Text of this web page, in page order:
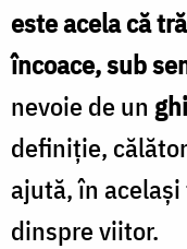
este acela că
încoace, sub
nevoie de un
definiţie,
ajută, în
dinspre viitor.